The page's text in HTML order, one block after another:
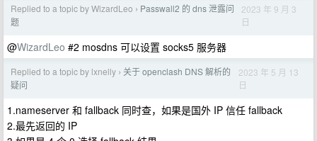
Replied to a topic by WizardLeo › Passwall2 的 dns 泄露问
题
2023 年 9 月 3
日
@WizardLeo #2 mosdns 可以设置 socks5 服务器
Replied to a topic by lxnelly › 关于 openclash DNS 解析的
疑问
2023 年 5 月 13
日
1.nameserver 和 fallback 同时查，如果是国外 IP 信任 fallback
2.最先返回的 IP